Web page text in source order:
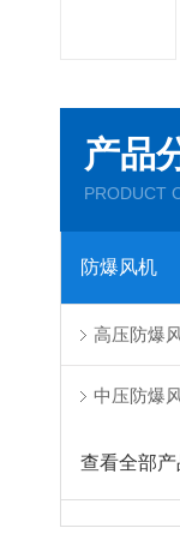
产品
PRODUCT
防爆风机
高压防爆
中压防爆
查看全部产